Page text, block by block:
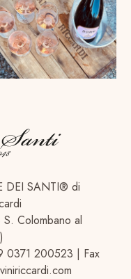
DEI SANTI® di
Colombano al
0371 200523 | Fax